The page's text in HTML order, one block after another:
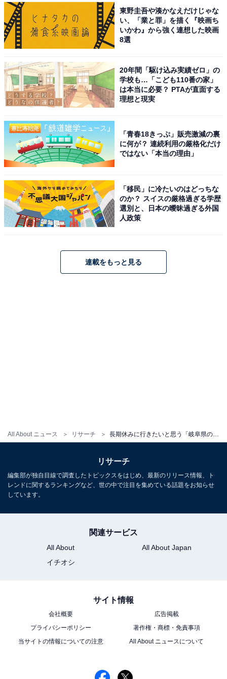
All About ニュース リサーチ
※記事内容は執筆時点のものです。最新の内容をご確認
ください
長期休みに行きたいと思う「新潟県の旅行先」
東野圭吾や湊かなえだけじゃな
い、「業と罪」を描く『映画ち
いかわ』から強く連想した映画
8選
20年間「駆け込み実績ゼロ」の
学校も…「こども110番の家」
は本当に必要？ PTAが直面する
理想と現実
「青春18きっぷ」販売激減の裏
に何が？ 連続利用の厳格化だけ
ではない「本当の理由」
「移民」に冷たいのはどっちな
のか？ スイスの厳格過ぎる学歴
選別と、日本の曖昧過ぎる外国
人政策
連載をもっと見る
リサーチ
編集部が独自目線で調査したトピックスをはじめ、最新のリリース情報、ト
レンドに関するランキングなど、世の中で注目を集めている話題をお知らせ
しています。
関連サービス
All About
All About Japan
イチオシ
サイト情報
会社概要
広告掲載
プライバシーポリシー
著作権・商標・免責事項
当サイトの情報についての注意
All About ニュースについて